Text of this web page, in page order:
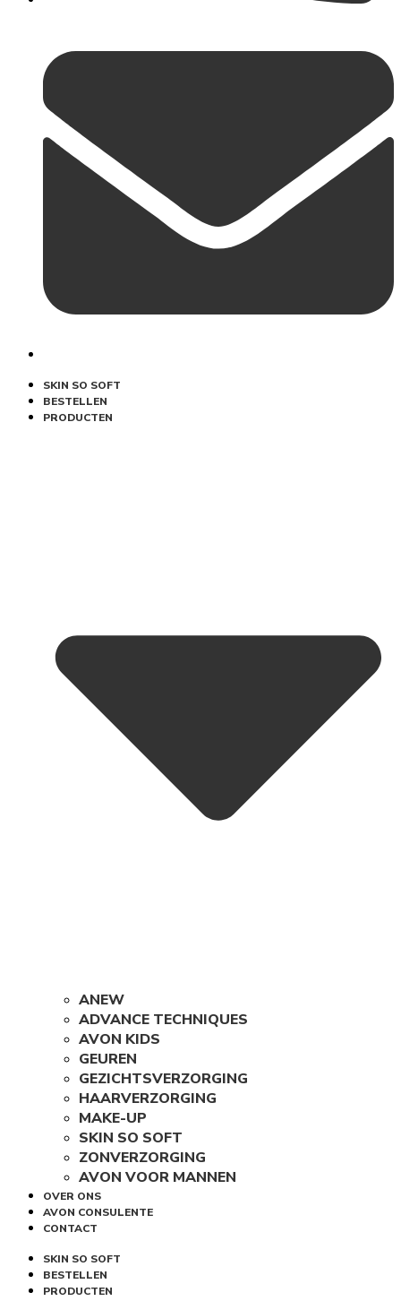
SKIN SO SOFT
BESTELLEN
PRODUCTEN
ANEW
ADVANCE TECHNIQUES
AVON KIDS
GEUREN
GEZICHTSVERZORGING
HAARVERZORGING
MAKE-UP
SKIN SO SOFT
ZONVERZORGING
AVON VOOR MANNEN
OVER ONS
AVON CONSULENTE
CONTACT
SKIN SO SOFT
BESTELLEN
PRODUCTEN